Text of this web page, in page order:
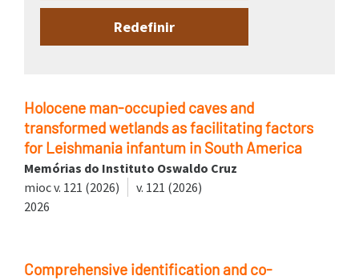
Holocene man-occupied caves and
transformed wetlands as facilitating factors
for Leishmania infantum in South America
Memórias do Instituto Oswaldo Cruz
mioc v. 121 (2026)
v. 121 (2026)
2026
Comprehensive identification and co-